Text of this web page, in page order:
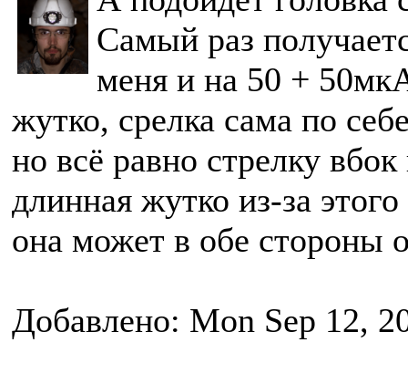
Самый раз
меня и на 50 +
жутко, срелка сама по
но всё равно стрелку
длинная жутко из-за
она может в обе стороны
Добавлено: Mon Sep 12,